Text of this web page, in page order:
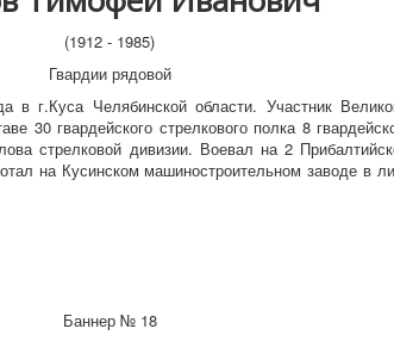
(1912 - 1985)
Гвардии рядовой
г.Куса Челябинской области. Участник
гвардейского стрелкового полка 8
стрелковой дивизии. Воевал на 2
на Кусинском машиностроительном заводе в
Баннер № 18